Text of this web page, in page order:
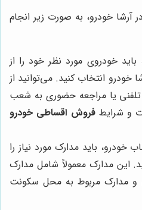
آرشا خودرو، به صورت زیر انجام
باید خودروی مورد نظر خود را از
خودرو انتخاب کنید. می‌توانید از
یا مراجعه حضوری به شعب
و شرایطفروش اقساطی خودرو
خودرو، باید مدارک مورد نیاز را
این مدارک معمولاً شامل مدارک
و مدارک مربوط به محل سکونت